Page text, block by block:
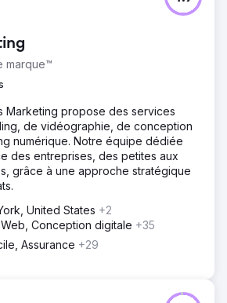
marque™
Marketing propose des services
de vidéographie, de conception
numérique. Notre équipe dédiée
des entreprises, des petites aux
grâce à une approche stratégique
United States +2
Conception digitale +35
Assurance +29